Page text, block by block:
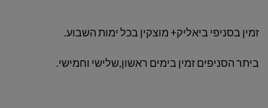
זמין בסניפי ביאליק+ מוצקין בכל ימות השבוע.
ביתר הסניפים זמין בימים ראשון,שלישי וחמישי.